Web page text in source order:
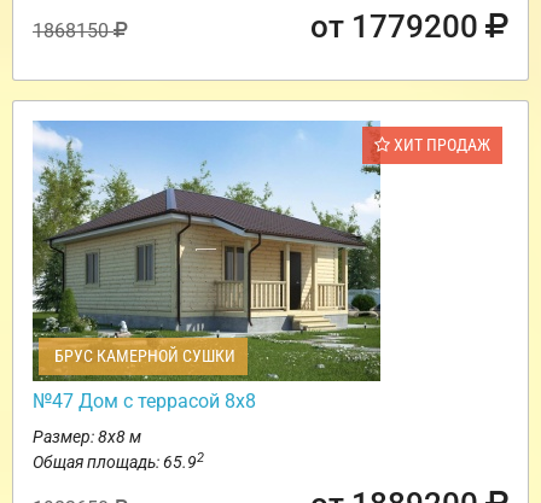
1868150 от 1779200
ХИТ ПРОДАЖ
БРУС КАМЕРНОЙ СУШКИ
№47 Дом с террасой 8х8
Размер: 8х8 м
Общая площадь: 65.92